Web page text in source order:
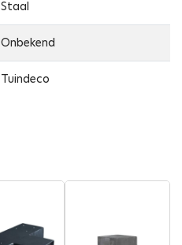
Staal
Onbekend
Tuindeco